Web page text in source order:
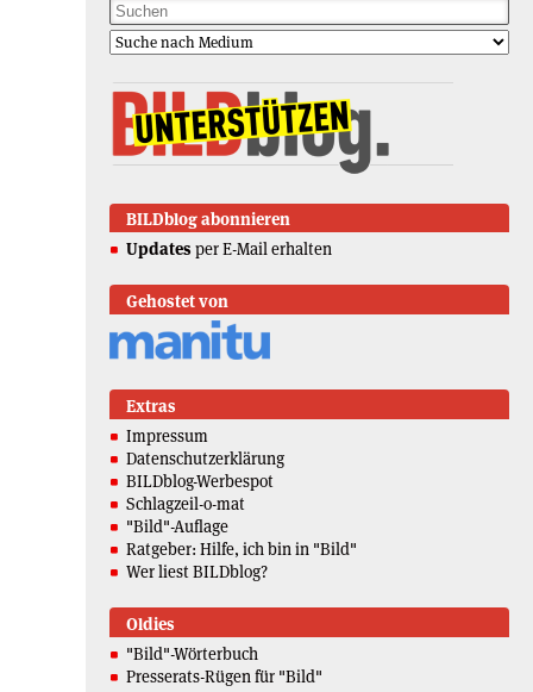
BILDblog abonnieren
Updates per E-Mail erhalten
Gehostet von
Extras
Impressum
Datenschutzerklärung
BILDblog-Werbespot
Schlagzeil-o-mat
"Bild"-Auflage
Ratgeber: Hilfe, ich bin in "Bild"
Wer liest BILDblog?
Oldies
"Bild"-Wörterbuch
Presserats-Rügen für "Bild"